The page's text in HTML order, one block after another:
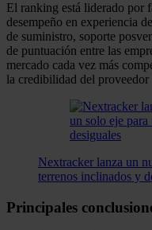
El ranking está liderado por
desempeño en experiencia
de suministro, soporte
de puntuación entre las
mercado cada vez más
la credibilidad del
Nextracker lanza un
terrenos inclinados y
Principales